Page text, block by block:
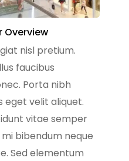
Overview
nisl pretium.
faucibus
Porta nibh
eget velit aliquet.
vitae semper
bibendum neque
Sed elementum